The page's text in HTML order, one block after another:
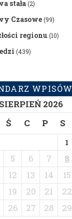
stała(2)
Czasowe(99)
regionu(10)
(439)
WPISÓW
SIERPIEŃ 2026
Ś C P S
1
5 6 7 8
12 13 14 15
19 20 21 22
26 27 28 29